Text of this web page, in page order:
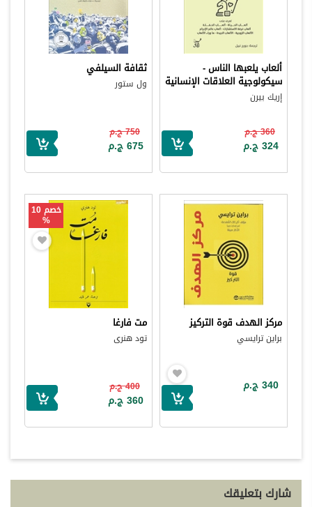
ألعاب يلعبها الناس -
سيكولوجية العلاقات الإنسانية
إريك بيرن
360 ج.م
324 ج.م
ثقافة السيلفي
ول ستور
750 ج.م
675 ج.م
مركز الهدف قوة التركيز
براين ترايسي
340 ج.م
خصم 10
%
مت فارغا
تود هنرى
400 ج.م
360 ج.م
شارك بتعليقك